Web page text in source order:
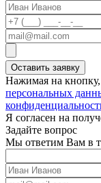
Оставить заявку
Нажимая на кнопку,
персональных
Я согласен на
Задайте вопрос
Мы ответим Вам в